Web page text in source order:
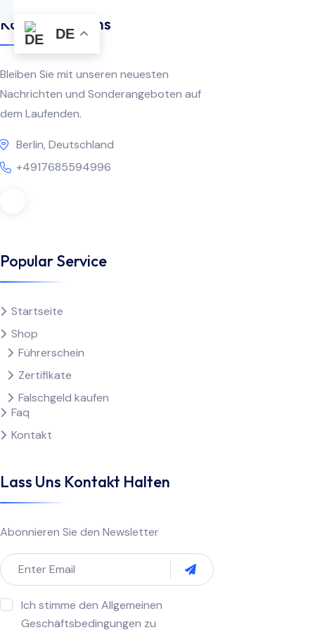
Kontaktiere Uns
Bleiben Sie mit unseren neuesten
Nachrichten und Sonderangeboten auf
dem Laufenden.
Berlin, Deutschland
+4917685594996
Popular Service
Startseite
Shop
Führerschein
Zertifikate
Falschgeld kaufen
Faq
Kontakt
Lass Uns Kontakt Halten
Abonnieren Sie den Newsletter
Ich stimme den Allgemeinen
Geschäftsbedingungen zu
DE